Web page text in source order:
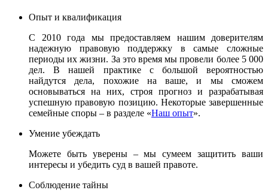
Опыт и квалификация
С 2010 года мы предоставляем нашим доверителям
надежную правовую поддержку в самые сложные
периоды их жизни. За это время мы провели более 5 000
дел. В нашей практике с большой вероятностью
найдутся дела, похожие на ваше, и мы сможем
основываться на них, строя прогноз и разрабатывая
успешную правовую позицию. Некоторые завершенные
семейные споры – в разделе «Наш опыт».
Умение убеждать
Можете быть уверены – мы сумеем защитить ваши
интересы и убедить суд в вашей правоте.
Соблюдение тайны